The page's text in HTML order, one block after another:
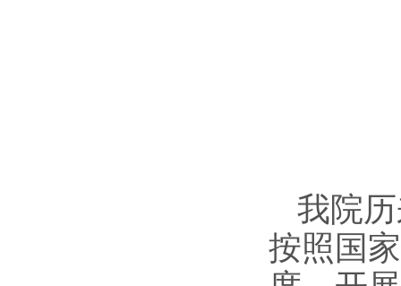
我院
按照国